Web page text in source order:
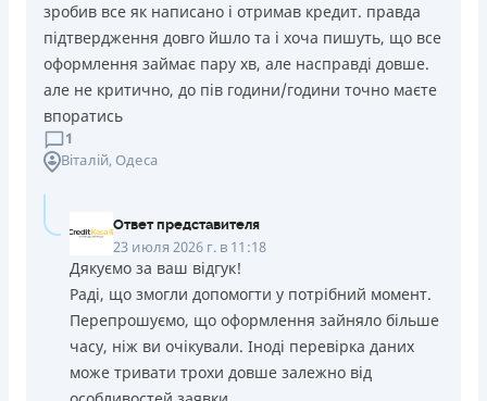
зробив все як написано і отримав кредит. правда
підтвердження довго йшло та і хоча пишуть, що все
оформлення займає пару хв, але насправді довше.
але не критично, до пів години/години точно маєте
впоратись
1
Віталій, Одеса
Ответ представителя
23 июля 2026 г. в 11:18
Дякуємо за ваш відгук!
Раді, що змогли допомогти у потрібний момент.
Перепрошуємо, що оформлення зайняло більше
часу, ніж ви очікували. Іноді перевірка даних
може тривати трохи довше залежно від